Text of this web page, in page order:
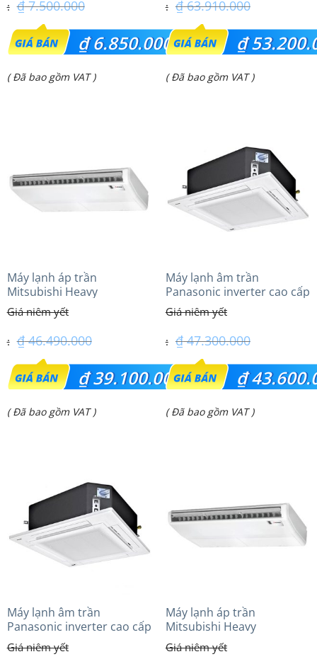
₫7.500.000
Giá
gốc
là:
₫6.850.000
Giá
₫ 6.850.000.
( Đã bao gồm VAT )
₫63.910.000
Giá
gốc
là:
₫
Giá
₫ 53.200.000.
( Đã bao gồm VAT )
Máy lạnh áp trần
Mitsubishi Heavy
FDE100VG (4.0Hp) Cao cấp
– 1 Pha
₫46.490.000
Giá
gốc
là:
₫39.100.000
Giá
₫ 39.100.000.
( Đã bao gồm VAT )
Máy lạnh âm trần
Panasonic inverter cao cấp
(6.0Hp) S-3448PU3HA/U-
48PRH1H5
₫47.300.000
Giá
gốc
là:
₫
Giá
₫ 43.600.000.
( Đã bao gồm VAT )
Máy lạnh âm trần
Panasonic inverter cao cấp
(2.0 Hp) S-1821PU3HA/U-
18PRH1H5
Máy lạnh áp trần
Mitsubishi Heavy
FDE140VG (6.0Hp) Cao cấp
– 1 Pha